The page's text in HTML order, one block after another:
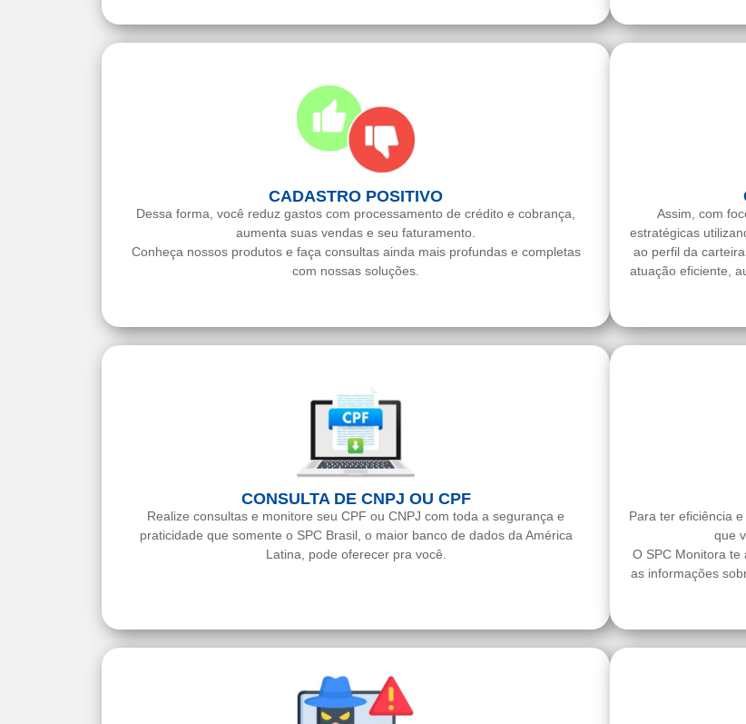
CADASTRO POSITIVO
Dessa forma, você reduz gastos com processamento de crédito e cobrança,
aumenta suas vendas e seu faturamento.
Conheça nossos produtos e faça consultas ainda mais profundas e completas
com nossas soluções.
Assim, com
estratégicas
ao perfil da
atuação eficiente,
CONSULTA DE CNPJ OU CPF
Realize consultas e monitore seu CPF ou CNPJ com toda a segurança e
praticidade que somente o SPC Brasil, o maior banco de dados da América
Latina, pode oferecer pra você.
Para ter eficiência
que
O SPC Monitora te
as informações